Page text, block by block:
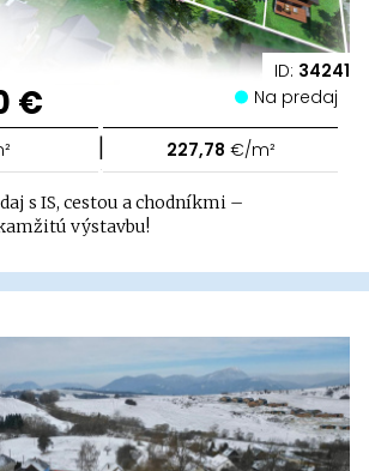
ID: 34241
€ Na predaj
| 227,78 €/m²
s IS, cestou a chodníkmi –
výstavbu!